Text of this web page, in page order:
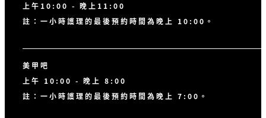
上午10:00 - 晚上11:00
註：一小時護理的最後預約時間為晚上 10:00。
美甲吧
上午 10:00 - 晚上 8:00
註：一小時護理的最後預約時間為晚上 7:00。